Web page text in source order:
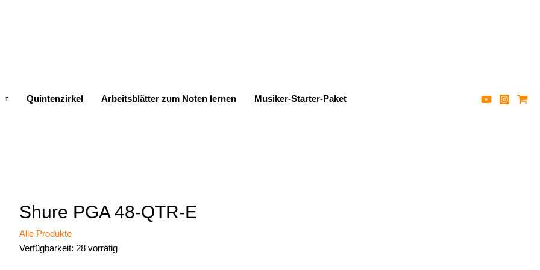
Quintenzirkel Arbeitsblätter zum Noten lernen Musiker-Starter-Paket
Shure PGA 48-QTR-E
Alle Produkte
Verfügbarkeit: 28 vorrätig